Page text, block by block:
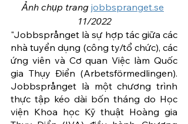
Ảnh chụp trang jobbspranget.se
11/2022
"Jobbsprånget là sự hợp tác giữa các
nhà tuyển dụng (công ty/tổ chức), các
ứng viên và Cơ quan Việc làm Quốc
gia Thụy Điển (Arbetsförmedlingen).
Jobbsprånget là một chương trình
thực tập kéo dài bốn tháng do Học
viện Khoa học Kỹ thuật Hoàng gia